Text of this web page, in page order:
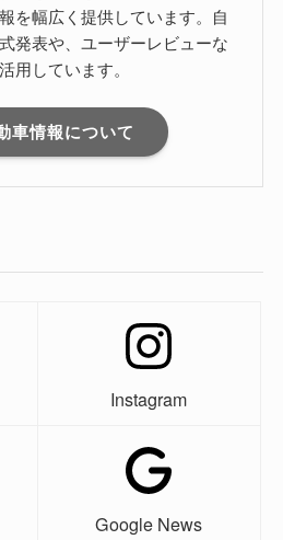
を幅広く提供しています。自
発表や、ユーザーレビューな
用しています。
車情報について
Instagram
Google News